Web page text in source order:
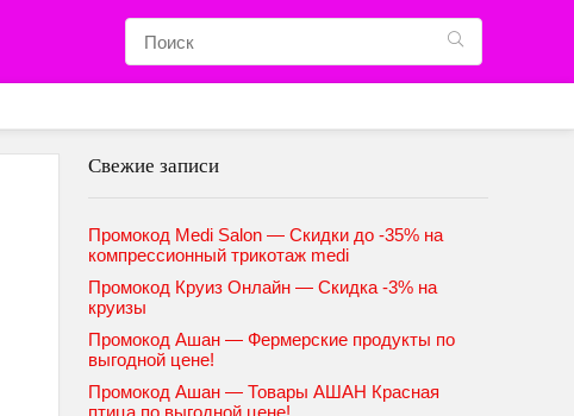
Свежие записи
Промокод Medi Salon — Скидки до -35% на
компрессионный трикотаж medi
Промокод Круиз Онлайн — Скидка -3% на
круизы
Промокод Ашан — Фермерские продукты по
выгодной цене!
Промокод Ашан — Товары АШАН Красная
птица по выгодной цене!